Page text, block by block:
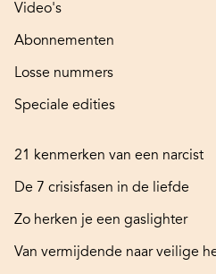
Video's
Abonnementen
Losse nummers
Speciale edities
21 kenmerken van een narcist
De 7 crisisfasen in de liefde
Zo herken je een gaslighter
Van vermijdende naar veilige